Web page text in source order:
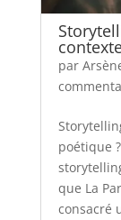
par
poétique
que La
consacré